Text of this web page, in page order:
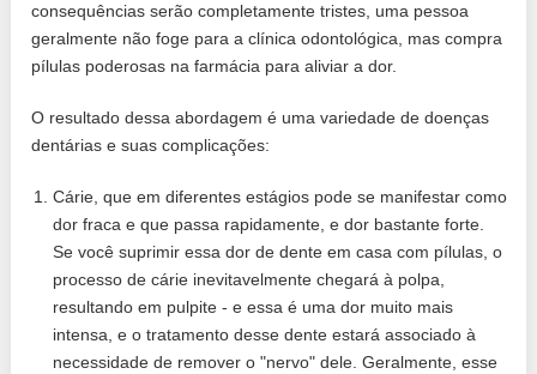
consequências serão completamente tristes, uma pessoa
geralmente não foge para a clínica odontológica, mas compra
pílulas poderosas na farmácia para aliviar a dor.
O resultado dessa abordagem é uma variedade de doenças
dentárias e suas complicações:
Cárie, que em diferentes estágios pode se manifestar como
dor fraca e que passa rapidamente, e dor bastante forte.
Se você suprimir essa dor de dente em casa com pílulas, o
processo de cárie inevitavelmente chegará à polpa,
resultando em pulpite - e essa é uma dor muito mais
intensa, e o tratamento desse dente estará associado à
necessidade de remover o "nervo" dele. Geralmente, esse